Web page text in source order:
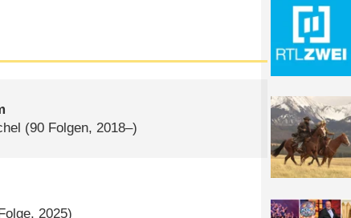
(90 Folgen, 2018–)
2025)